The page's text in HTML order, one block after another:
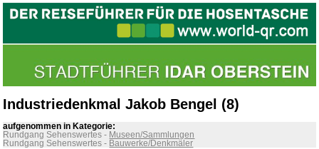
Industriedenkmal Jakob Bengel (8)
aufgenommen in Kategorie:
Rundgang Sehenswertes - Museen/Sammlungen
Rundgang Sehenswertes - Bauwerke/Denkmäler